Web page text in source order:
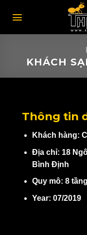
KHÁCH
Thông tin
Khách hàng:
Địa chỉ: 18
Bình Định
Quy mô: 8 tầng
Year: 07/2019